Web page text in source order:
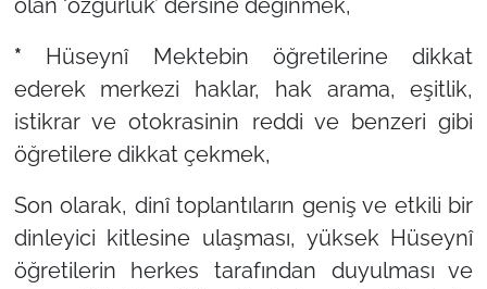
olan ‘özgürlük’ dersine değinmek,
* Hüseynî Mektebin öğretilerine dikkat
ederek merkezi haklar, hak arama, eşitlik,
istikrar ve otokrasinin reddi ve benzeri gibi
öğretilere dikkat çekmek,
Son olarak, dinî toplantıların geniş ve etkili bir
dinleyici kitlesine ulaşması, yüksek Hüseynî
öğretilerin herkes tarafından duyulması ve